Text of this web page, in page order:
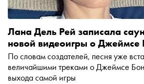
Лана Дель Рей записала
новой видеоигры о Джеймсе
По словам создателей, песня уже
величайшими треками о Джеймсе
выхода самой игры